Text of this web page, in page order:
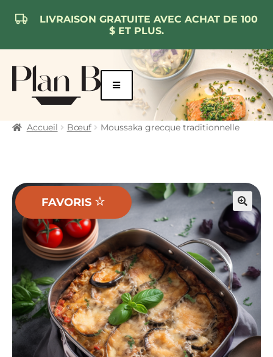
LIVRAISON GRATUITE AVEC ACHAT DE 100
$ ET PLUS.
contenu
Accueil Bœuf Moussaka grecque traditionnelle
🔍
FAVORIS